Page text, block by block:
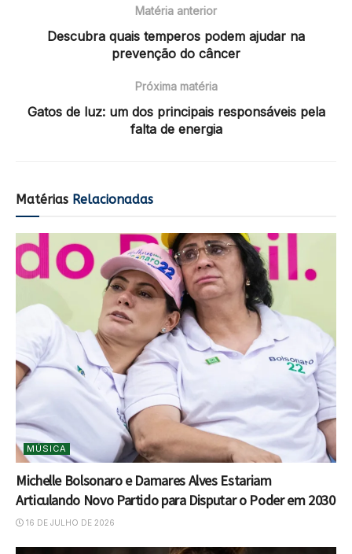
Matéria anterior
Descubra quais temperos podem ajudar na
prevenção do câncer
Próxima matéria
Gatos de luz: um dos principais responsáveis pela
falta de energia
Matérias Relacionadas
MÚSICA
Michelle Bolsonaro e Damares Alves Estariam
Articulando Novo Partido para Disputar o Poder em 2030
16 DE JULHO DE 2026